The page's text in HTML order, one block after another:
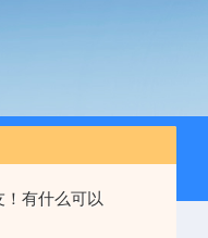
有什么可以
波信号发生器